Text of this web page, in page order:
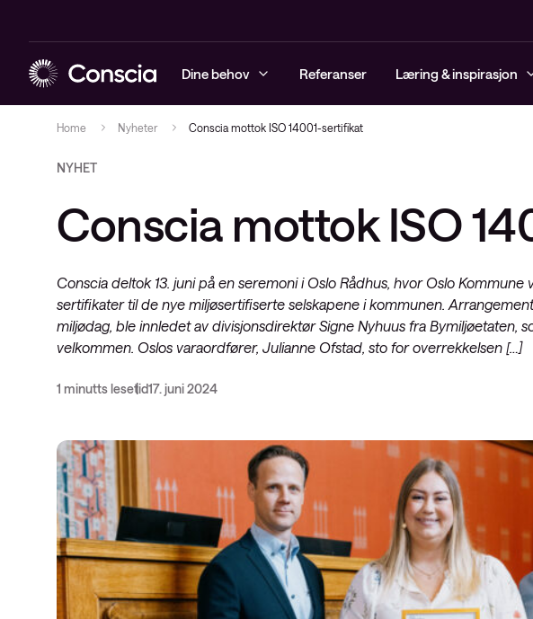
Dine behov
Sikkerhetsløsninger
Infrastruktur Løsninger
Digital Employee Experience
Conscia service & support
Conscia Software Adoption
Conscia Care
Conscia Education Services
Cisco Enterprise Agreement
Referanser Læring & inspirasjon
Blogg
Videoer
Conscias e-postkurs
Nyheter
Home Nyheter Conscia mottok ISO 14001-sertifikat
NYHET
Conscia mottok ISO
Conscia deltok 13. juni på en seremoni i Oslo Rådhus, hvor Oslo
sertifikater til de nye miljøsertifiserte selskapene i kommunen.
miljødag, ble innledet av divisjonsdirektør Signe Nyhuus fra Bymiljøetaten,
velkommen. Oslos varaordfører, Julianne Ofstad, sto for overrekkelsen […]
1 minutts lesetid17. juni 2024